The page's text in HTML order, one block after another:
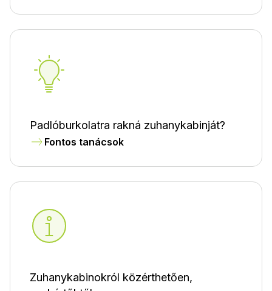
Padlóburkolatra rakná zuhanykabinját?
Fontos tanácsok
Zuhanykabinokról közérthetően,